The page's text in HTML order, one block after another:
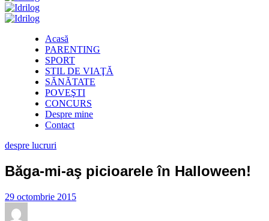
Acasă
PARENTING
SPORT
STIL DE VIAŢĂ
SĂNĂTATE
POVEŞTI
CONCURS
Despre mine
Contact
despre lucruri
Băga-mi-aş picioarele în Halloween!
29 octombrie 2015